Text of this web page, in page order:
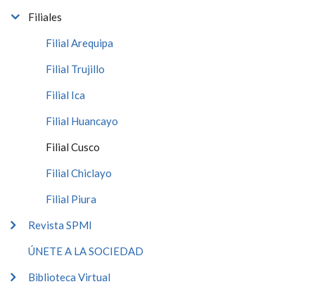
Filiales
Filial Arequipa
Filial Trujillo
Filial Ica
Filial Huancayo
Filial Cusco
Filial Chiclayo
Filial Piura
Revista SPMI
ÚNETE A LA SOCIEDAD
Biblioteca Virtual